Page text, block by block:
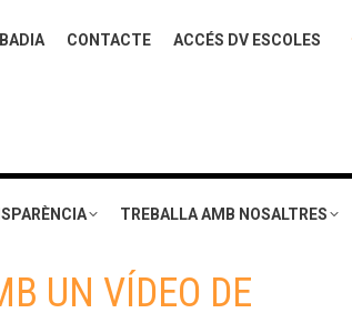
CONTACTE ACCÉS DV ESCOLES
TREBALLA AMB NOSALTRES
UN VÍDEO DE